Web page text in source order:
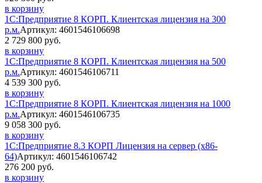
в корзину
1С:Предприятие 8 КОРП. Клиентская лицензия на 300
р.м.Артикул: 4601546106698
2 729 800 руб.
в корзину
1С:Предприятие 8 КОРП. Клиентская лицензия на 500
р.м.Артикул: 4601546106711
4 539 300 руб.
в корзину
1С:Предприятие 8 КОРП. Клиентская лицензия на 1000
р.м.Артикул: 4601546106735
9 058 300 руб.
в корзину
1С:Предприятие 8.3 КОРП Лицензия на сервер (x86-
64)Артикул: 4601546106742
276 200 руб.
в корзину